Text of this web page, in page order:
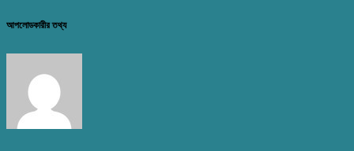
আপলোডকারীর তথ্য